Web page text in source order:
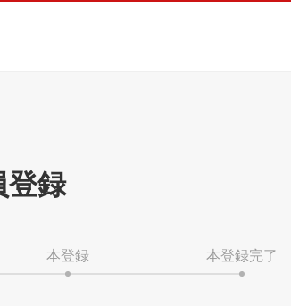
登録
本登録 本登録完了